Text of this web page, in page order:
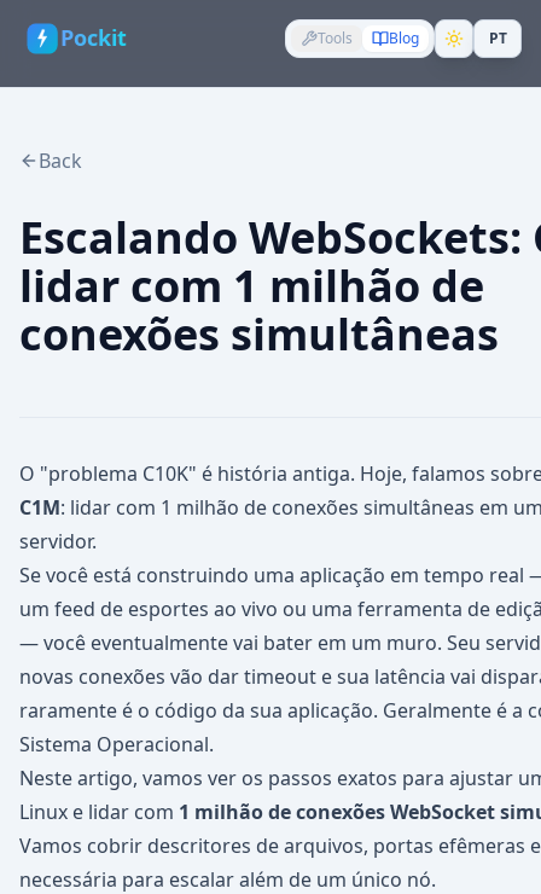
Pockit Tools Blog PT
Back
Escalando WebSockets:
lidar com 1 milhão de
conexões simultâneas
O "problema C10K" é história antiga. Hoje, falamos
C1M: lidar com 1 milhão de conexões simultâneas em
servidor.
Se você está construindo uma aplicação em tempo real
um feed de esportes ao vivo ou uma ferramenta de
— você eventualmente vai bater em um muro. Seu
novas conexões vão dar timeout e sua latência vai
raramente é o código da sua aplicação. Geralmente é a
Sistema Operacional.
Neste artigo, vamos ver os passos exatos para ajustar
Linux e lidar com 1 milhão de conexões WebSocket
Vamos cobrir descritores de arquivos, portas efêmeras
necessária para escalar além de um único nó.